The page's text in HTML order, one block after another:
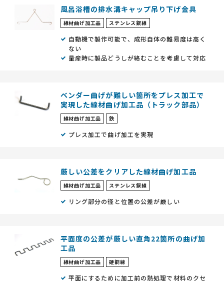
風呂浴槽の排水溝キャップ吊り下げ金具
線材曲げ加工品 ステンレス鋼線
自動機で製作可能で、成形自体の難易度は高く
ない
量産時に製品どうしが絡むことを考慮して対応
ベンダー曲げが難しい箇所をプレス加工で
実現した線材曲げ加工品（トラック部品）
線材曲げ加工品 鉄
プレス加工で曲げ加工を実現
厳しい公差をクリアした線材曲げ加工品
線材曲げ加工品 ステンレス鋼線
リング部分の径と位置の公差が厳しい
平面度の公差が厳しい直角22箇所の曲げ加
工品
線材曲げ加工品 硬鋼線
平面にするために加工前の熱処理で材料のクセ